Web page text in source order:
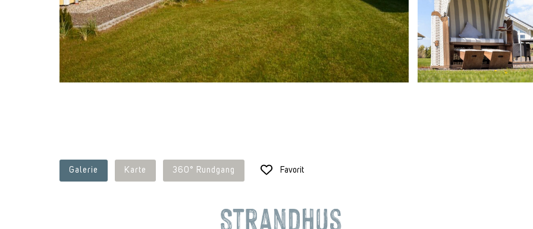
Galerie Karte 360° Rundgang Favorit
Strandhus